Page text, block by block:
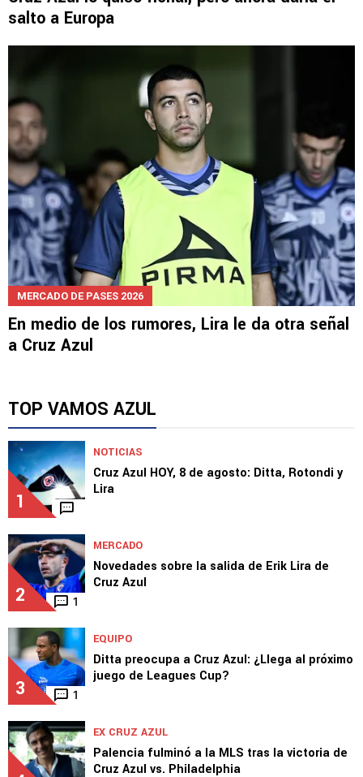
salto a Europa
MERCADO DE PASES 2026
En medio de los rumores, Lira le da otra señal
a Cruz Azul
TOP VAMOS AZUL
1
NOTICIAS
Cruz Azul HOY, 8 de agosto: Ditta, Rotondi y
Lira
2 1
MERCADO
Novedades sobre la salida de Erik Lira de
Cruz Azul
3 1
EQUIPO
Ditta preocupa a Cruz Azul: ¿Llega al próximo
juego de Leagues Cup?
EX CRUZ AZUL
Palencia fulminó a la MLS tras la victoria de
Cruz Azul vs. Philadelphia